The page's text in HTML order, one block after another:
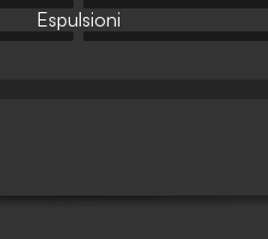
Espulsioni